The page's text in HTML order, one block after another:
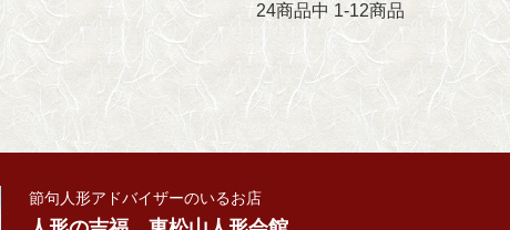
24商品中 1-12商品
節句人形アドバイザーのいるお店